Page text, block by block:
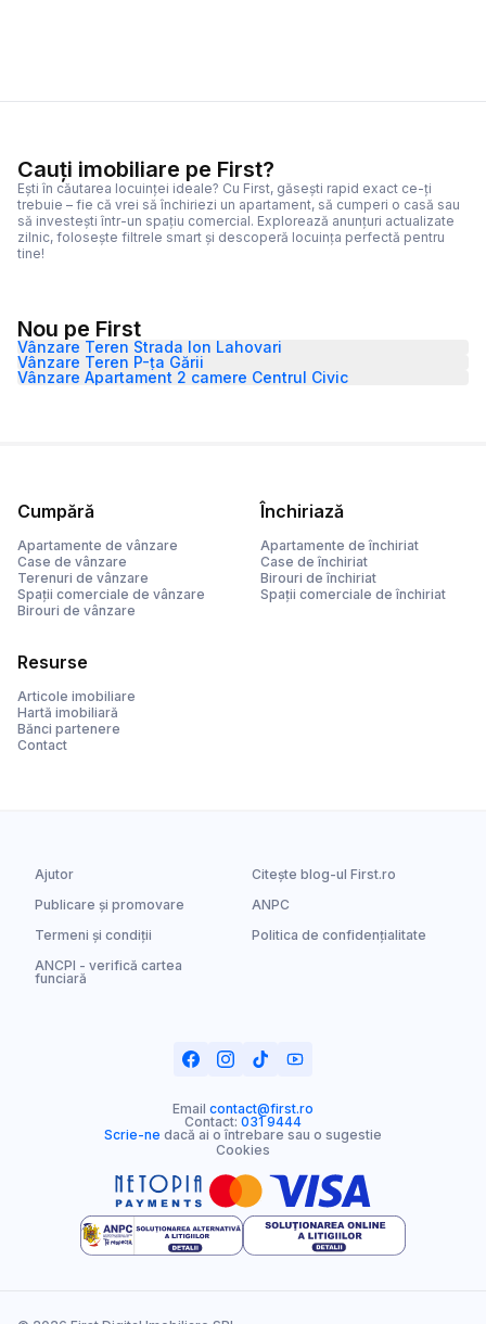
Cauți imobiliare pe First?
Ești în căutarea locuinței ideale? Cu First, găsești rapid exact ce-ți
trebuie – fie că vrei să închiriezi un apartament, să cumperi o casă sau
să investești într-un spațiu comercial. Explorează anunțuri actualizate
zilnic, folosește filtrele smart și descoperă locuința perfectă pentru
tine!
Nou pe First
Vânzare Teren Strada Ion Lahovari
Vânzare Teren P-ța Gării
Vânzare Apartament 2 camere Centrul Civic
Cumpără
Apartamente de vânzare
Case de vânzare
Terenuri de vânzare
Spații comerciale de vânzare
Birouri de vânzare
Închiriază
Apartamente de închiriat
Case de închiriat
Birouri de închiriat
Spații comerciale de închiriat
Resurse
Articole imobiliare
Hartă imobiliară
Bănci partenere
Contact
Ajutor
Citește blog-ul First.ro
Publicare și promovare
ANPC
Termeni și condiții
Politica de confidențialitate
ANCPI - verifică cartea
funciară
Email contact@first.ro
Contact: 031 9444
Scrie-ne dacă ai o întrebare sau o sugestie
Cookies